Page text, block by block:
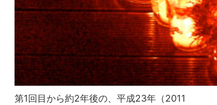
第1回目から約2年後の、平成23年（2011